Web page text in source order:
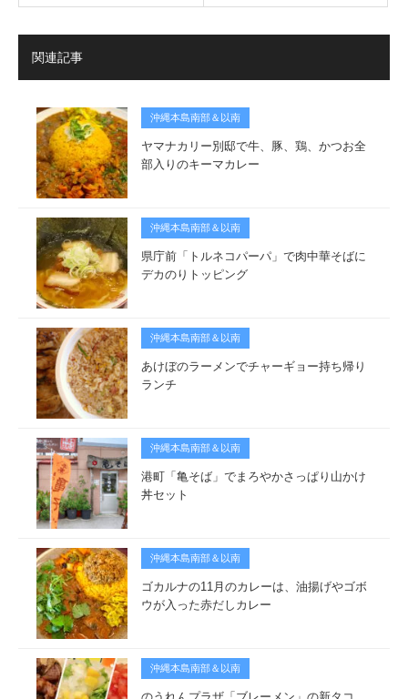
関連記事
沖縄本島南部＆以南
ヤマナカリー別邸で牛、豚、鶏、かつお全
部入りのキーマカレー
沖縄本島南部＆以南
県庁前「トルネコパーパ」で肉中華そばに
デカのりトッピング
沖縄本島南部＆以南
あけぼのラーメンでチャーギョー持ち帰り
ランチ
沖縄本島南部＆以南
港町「亀そば」でまろやかさっぱり山かけ
丼セット
沖縄本島南部＆以南
ゴカルナの11月のカレーは、油揚げやゴボ
ウが入った赤だしカレー
沖縄本島南部＆以南
のうれんプラザ「ブレーメン」の新タコ